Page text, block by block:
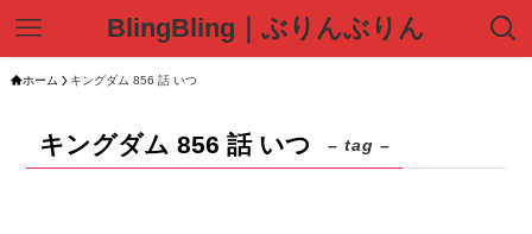
BlingBling｜ぶりんぶりん
ホーム キングダム 856 話 いつ
キングダム 856 話 いつ – tag –